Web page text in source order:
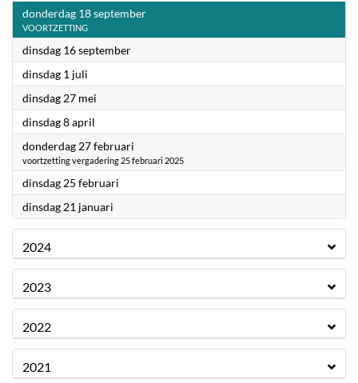
donderdag 18 september2025
VOORTZETTING
dinsdag 16 september2025
dinsdag 1 juli
dinsdag 27 mei
dinsdag 8 april
donderdag 27 februari
voortzetting vergadering 25 februari 2025
dinsdag 25 februari
dinsdag 21 januari
2024
2023
2022
2021